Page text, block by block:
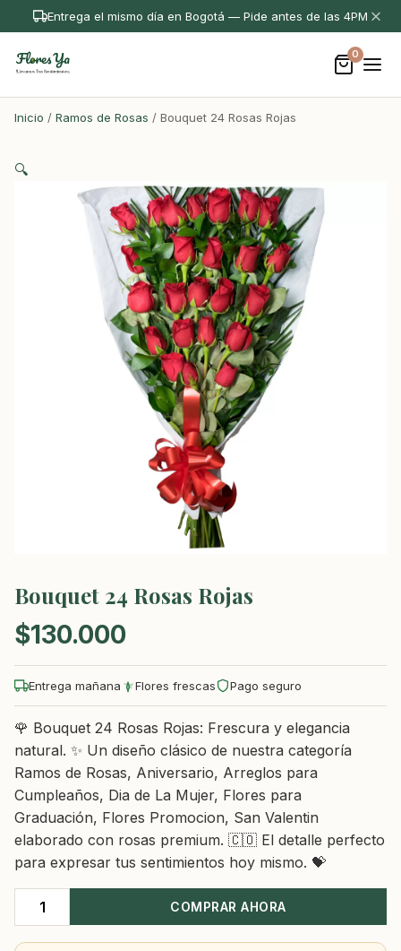
Entrega el mismo día en Bogotá — Pide antes de las 4PM
0
Inicio / Ramos de Rosas / Bouquet 24 Rosas Rojas
🔍
Bouquet 24 Rosas Rojas
$130.000
Entrega mañana Flores frescas Pago seguro
🌹 Bouquet 24 Rosas Rojas: Frescura y elegancia
natural. ✨ Un diseño clásico de nuestra categoría
Ramos de Rosas, Aniversario, Arreglos para
Cumpleaños, Dia de La Mujer, Flores para
Graduación, Flores Promocion, San Valentin
elaborado con rosas premium. 🇨🇴 El detalle perfecto
para expresar tus sentimientos hoy mismo. 💝
Bouquet
24
COMPRAR AHORA